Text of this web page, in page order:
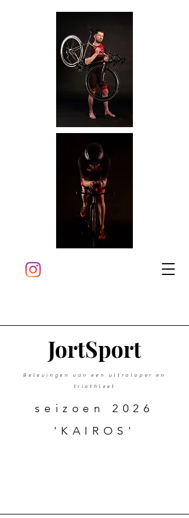
JortSport
seizoen 2026
'KAIROS'
Belevingen van een ultraloper en
triathleet